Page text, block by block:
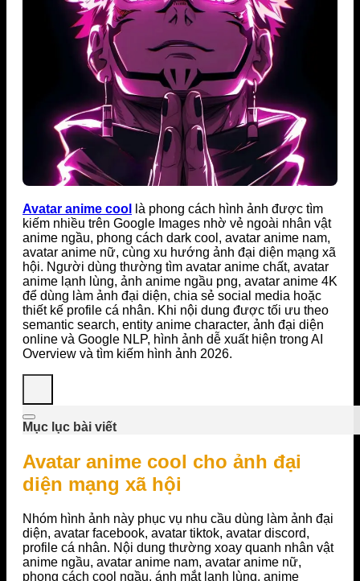
Avatar anime cool
là phong cách hình ảnh được tìm
kiếm nhiều trên Google Images nhờ vẻ ngoài nhân vật
anime ngầu, phong cách dark cool, avatar anime nam,
avatar anime nữ, cùng xu hướng ảnh đại diện mạng xã
hội. Người dùng thường tìm avatar anime chất, avatar
anime lạnh lùng, ảnh anime ngầu png, avatar anime 4K
để dùng làm ảnh đại diện, chia sẻ social media hoặc
thiết kế profile cá nhân. Khi nội dung được tối ưu theo
semantic search, entity anime character, ảnh đại diện
online và Google NLP, hình ảnh dễ xuất hiện trong AI
Overview và tìm kiếm hình ảnh 2026.
Mục lục bài viết
Avatar anime cool cho ảnh đại
diện mạng xã hội
Nhóm hình ảnh này phục vụ nhu cầu dùng làm ảnh đại
diện, avatar facebook, avatar tiktok, avatar discord,
profile cá nhân. Nội dung thường xoay quanh nhân vật
anime ngầu, avatar anime nam, avatar anime nữ,
phong cách cool ngầu, ánh mắt lạnh lùng, anime